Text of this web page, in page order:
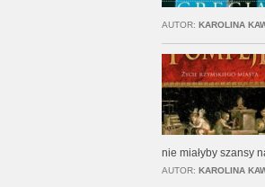
AUTOR: KAROLINA
nie miałyby szansy
AUTOR: KAROLINA